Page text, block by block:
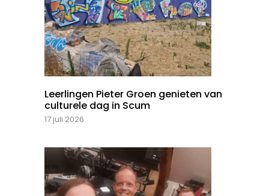
Leerlingen Pieter Groen genieten van
culturele dag in Scum
17 juli 2026